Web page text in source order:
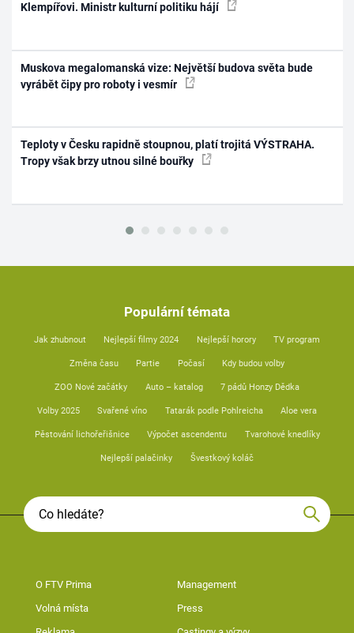
Klempířovi. Ministr kulturní politiku hájí
Muskova megalomanská vize: Největší budova světa bude
vyrábět čipy pro roboty i vesmír
Teploty v Česku rapidně stoupnou, platí trojitá VÝSTRAHA.
Tropy však brzy utnou silné bouřky
Populární témata
Jak zhubnout Nejlepší filmy 2024 Nejlepší horory TV program
Změna času Partie Počasí Kdy budou volby
ZOO Nové začátky Auto – katalog 7 pádů Honzy Dědka
Volby 2025 Svařené víno Tatarák podle Pohlreicha Aloe vera
Pěstování lichořeřišnice Výpočet ascendentu Tvarohové knedlíky
Nejlepší palačinky Švestkový koláč
O FTV Prima Management
Volná místa Press